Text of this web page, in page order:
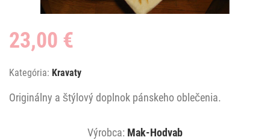
23,00 €
Kategória: Kravaty
Originálny a štýlový doplnok pánskeho oblečenia.
Výrobca: Mak-Hodvab